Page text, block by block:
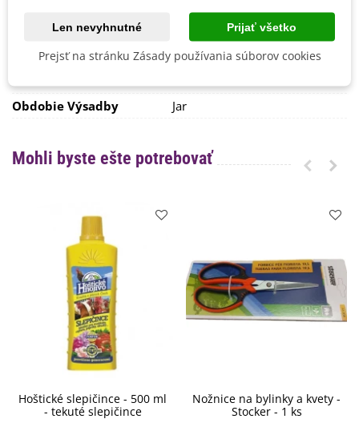
Máj
Výrobca
SemenaOnline
Obdobie Výsadby
Jar
Mohli byste ešte potrebovať
Hoštické slepičince - 500 ml
- tekuté slepičince
Nožnice na bylinky a kvety -
Stocker - 1 ks
Len nevyhnutné Prijať všetko
Prejsť na stránku Zásady používania súborov cookies